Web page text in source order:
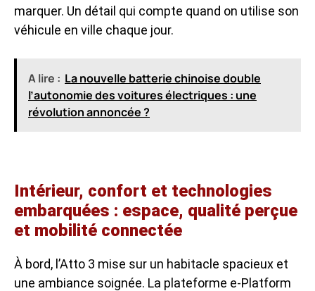
marquer. Un détail qui compte quand on utilise son
véhicule en ville chaque jour.
A lire : La nouvelle batterie chinoise double
l’autonomie des voitures électriques : une
révolution annoncée ?
Intérieur, confort et technologies
embarquées : espace, qualité perçue
et mobilité connectée
À bord, l’Atto 3 mise sur un habitacle spacieux et
une ambiance soignée. La plateforme e-Platform